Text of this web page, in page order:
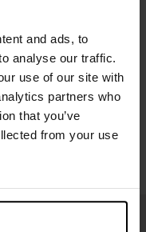
and ads, to
analyse our traffic.
use of our site with
partners who
that you’ve
from your use